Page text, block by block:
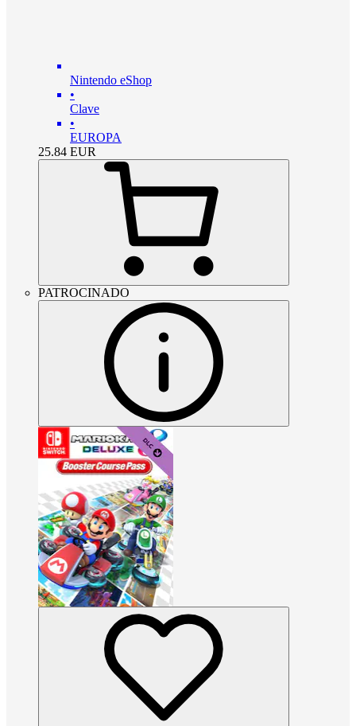
Nintendo eShop
•
Clave
•
EUROPA
25.84 EUR
PATROCINADO